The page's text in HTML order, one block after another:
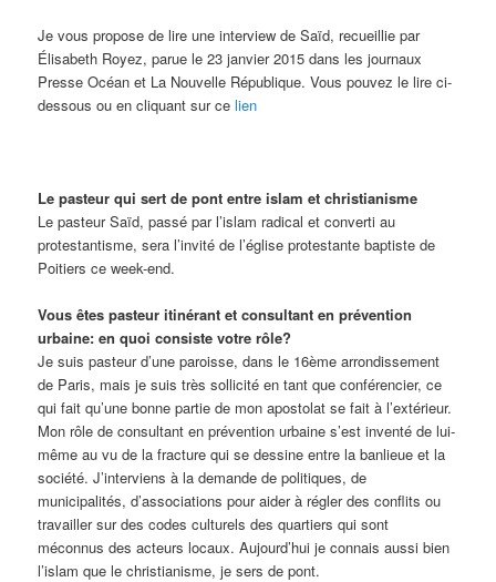
Je vous propose de lire une interview de Saïd, recueillie par
Élisabeth Royez, parue le 23 janvier 2015 dans les journaux
Presse Océan et La Nouvelle République. Vous pouvez le lire ci-
dessous ou en cliquant sur celien
Le pasteur qui sert de pont entre islam et christianisme
Le pasteur Saïd, passé par l’islam radical et converti au
protestantisme, sera l’invité de l’église protestante baptiste de
Poitiers ce week-end.
Vous êtes pasteur itinérant et consultant en prévention
urbaine: en quoi consiste votre rôle?
Je suis pasteur d’une paroisse, dans le 16ème arrondissement
de Paris, mais je suis très sollicité en tant que conférencier, ce
qui fait qu’une bonne partie de mon apostolat se fait à l’extérieur.
Mon rôle de consultant en prévention urbaine s’est inventé de lui-
même au vu de la fracture qui se dessine entre la banlieue et la
société. J’interviens à la demande de politiques, de
municipalités, d’associations pour aider à régler des conflits ou
travailler sur des codes culturels des quartiers qui sont
méconnus des acteurs locaux. Aujourd’hui je connais aussi bien
l’islam que le christianisme, je sers de pont.